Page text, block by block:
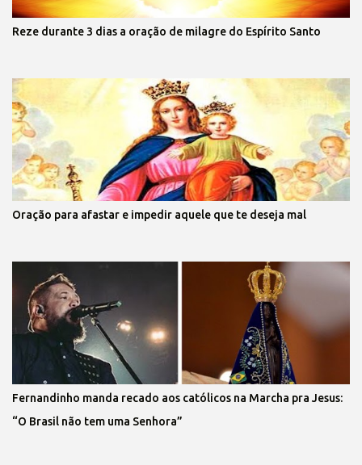
Reze durante 3 dias a oração de milagre do Espírito Santo
Oração para afastar e impedir aquele que te deseja mal
Fernandinho manda recado aos católicos na Marcha pra Jesus:
“O Brasil não tem uma Senhora”